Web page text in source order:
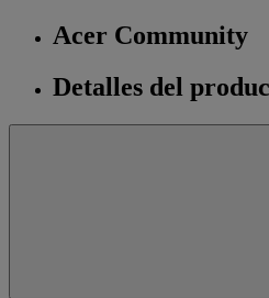
Acer Community
Detalles del